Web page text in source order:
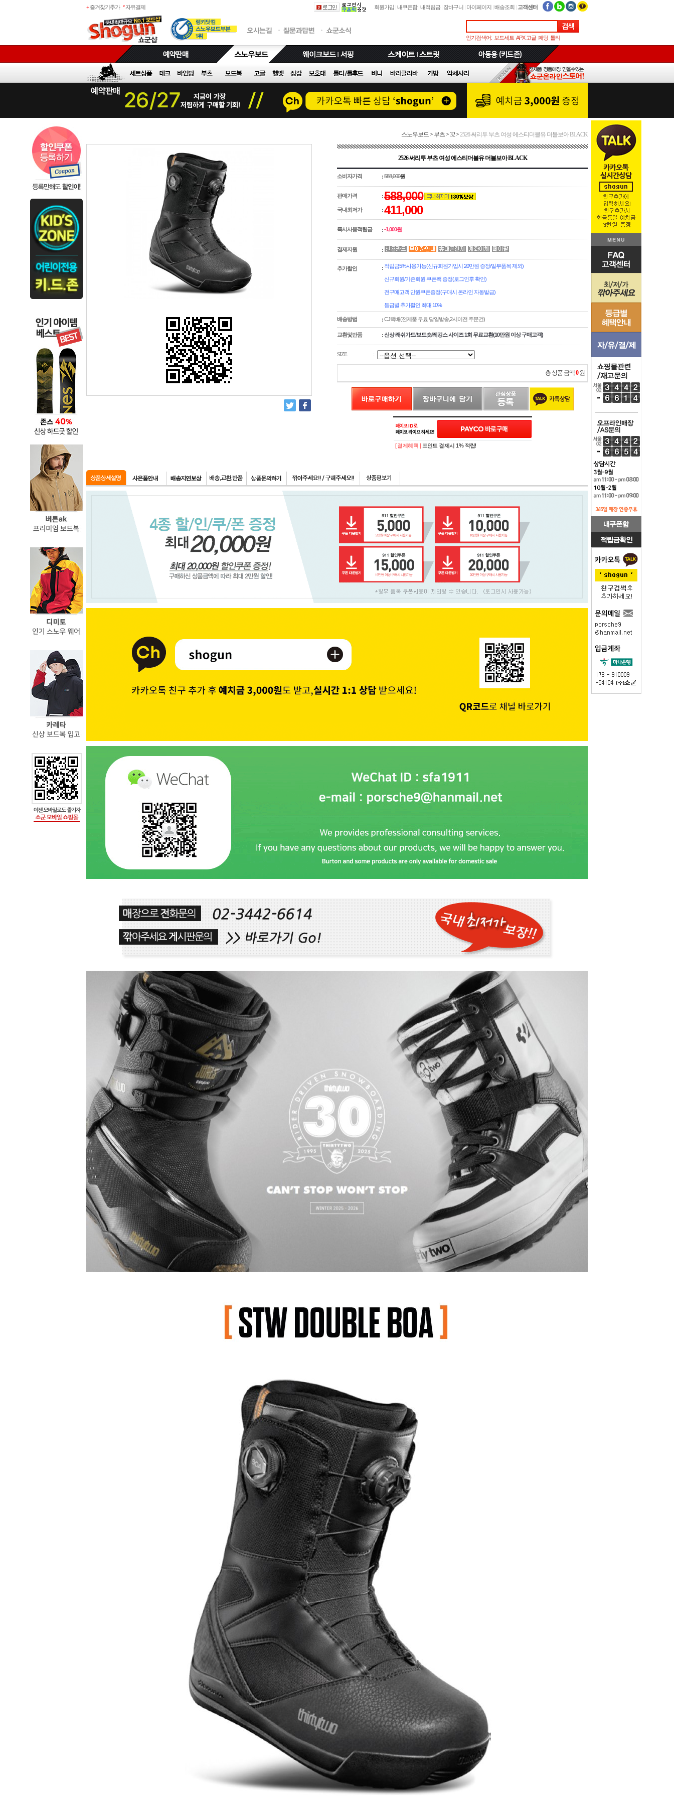
+ 즐겨찾기추가 * 자유결제 회원가입 |내쿠폰함 |내적립금 | 장바구니 | 마이페이지 |배송조회 | 고객센터
인기검색어: 보드세트 APX 고글 패딩 톨티
스노우보드> 부츠>32>2526 써리투 부츠 여성 에스티더블유 더블보아 BLACK
2526 써리투 부츠 여성 에스티더블유 더블보아 BLACK
소비자가격 :588,000원
판매가격 :588,000
국내최저가 :411,000
즉시사용적립금 :-1,000원
결제지원 :
추가할인 : 적립금5%사용가능(신규회원가입시 20만원 증정/일부품목 제외)
신규회원/기존회원 쿠폰팩 증정(로그인후 확인)
전구매고객 만원쿠폰증정(구매시 온라인 자동발급)
등급별 추가할인 최대 10%
배송방법 :CJ택배(전제품 무료 당일발송,2시이전 주문건)
교환및반품 :신상 래쉬가드/보드숏/레깅스 사이즈 1회 무료교환(10만원 이상 구매고객)
SIZE :
총 상품 금액0 원
PAYCO 바로구매
[ 결제혜택 ] 포인트 결제시 1% 적립!